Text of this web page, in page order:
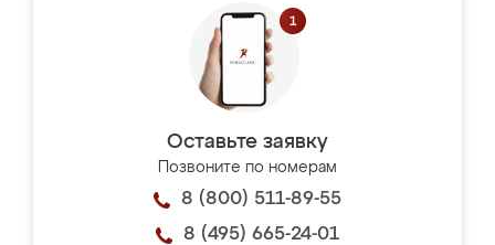
Оставьте заявку
Позвоните по номерам
8 (800) 511-89-55
8 (495) 665-24-01